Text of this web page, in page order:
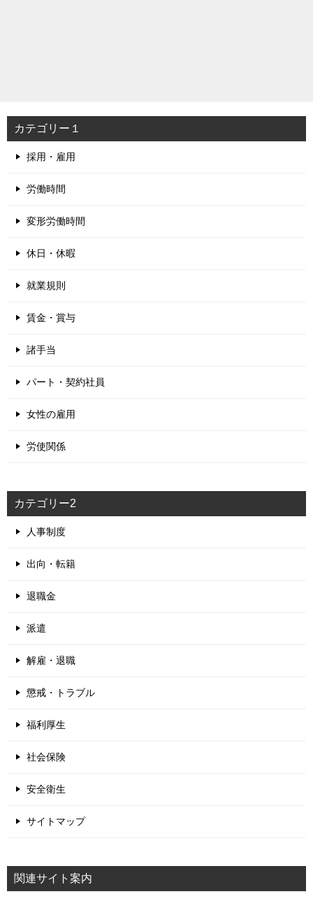
カテゴリー１
採用・雇用
労働時間
変形労働時間
休日・休暇
就業規則
賃金・賞与
諸手当
パート・契約社員
女性の雇用
労使関係
カテゴリー2
人事制度
出向・転籍
退職金
派遣
解雇・退職
懲戒・トラブル
福利厚生
社会保険
安全衛生
サイトマップ
関連サイト案内